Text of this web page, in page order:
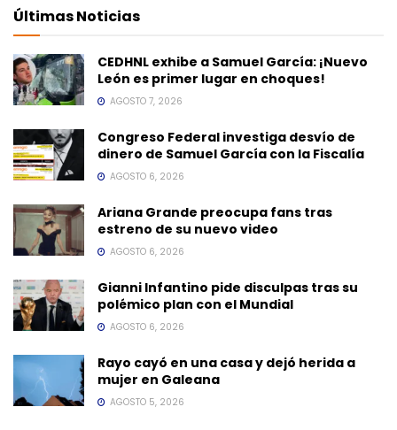
Últimas Noticias
CEDHNL exhibe a Samuel García: ¡Nuevo
León es primer lugar en choques!
AGOSTO 7, 2026
Congreso Federal investiga desvío de
dinero de Samuel García con la Fiscalía
AGOSTO 6, 2026
Ariana Grande preocupa fans tras
estreno de su nuevo video
AGOSTO 6, 2026
Gianni Infantino pide disculpas tras su
polémico plan con el Mundial
AGOSTO 6, 2026
Rayo cayó en una casa y dejó herida a
mujer en Galeana
AGOSTO 5, 2026